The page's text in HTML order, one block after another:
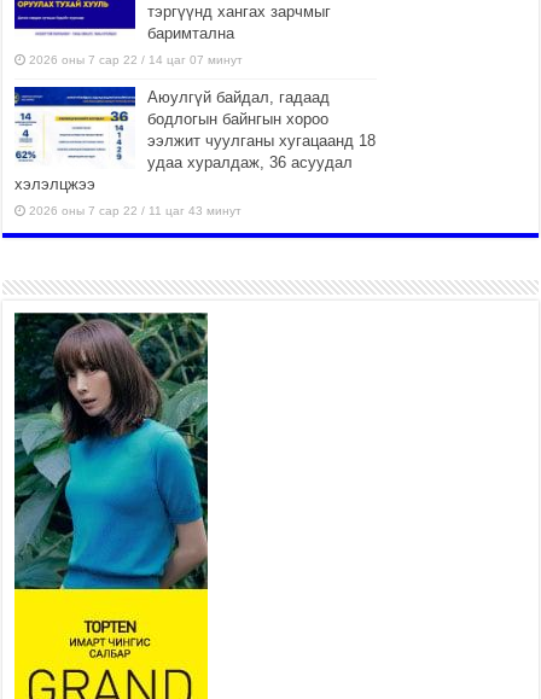
тэргүүнд хангах зарчмыг
баримтална
2026 оны 7 сар 22 / 14 цаг 07 минут
Аюулгүй байдал, гадаад
бодлогын байнгын хороо
ээлжит чуулганы хугацаанд 18
удаа хуралдаж, 36 асуудал
хэлэлцжээ
2026 оны 7 сар 22 / 11 цаг 43 минут
боломжтой-Хүүхэд хөгжүүлэх
төв” байгуулах төсөлд төр,
хувийн хэвшлийн түншлэлийн хүрээнд хамтран
ажиллахыг урьж байна
2026 оны 7 сар 22 / 9 цаг 28 минут
Б.Пүрэвдагва: “Урт цагаан”-ыг
залуучууд чөлөөт цагаа
өнгөрүүлдэг, жуулчид зорьж
ирдэг цэг болгоно
2026 оны 7 сар 21 / 16 цаг 47 минут
Тусгай замын автобус /BRT/ төслийн удирдах
хорооны ээлжит хуралдаан боллоо
Ерөнхий сайд Н.Учрал БНХАУ-аас Монгол Улсад
суугаа Элчин сайд Шэнь Миньжюанийг хүлээн
авч уулзав